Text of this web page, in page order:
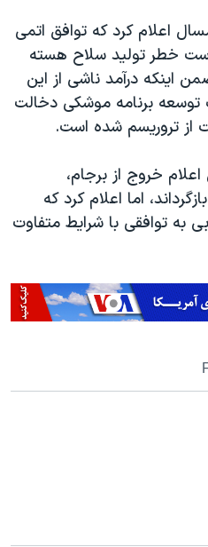
اعلام کرد که توافق اتمی
خطر تولید سلاح هسته
اینکه درآمد ناشی از این
برنامه موشکی دخالت
از تروریسم شده است.
خروج از برجام،
اما اعلام کرد که
به توافقی با شرایط متفاوت